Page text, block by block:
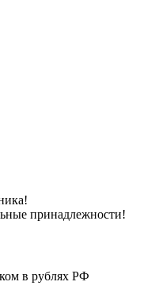
принадлежности!
в рублях РФ